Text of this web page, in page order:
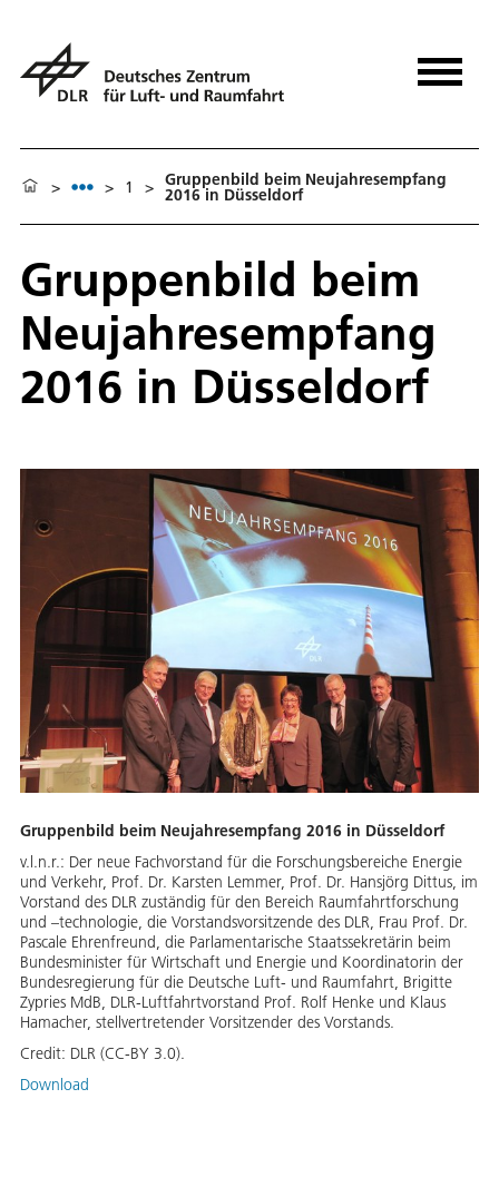
> > 1 > Gruppenbild beim Neujahresempfang
2016 in Düsseldorf
Gruppenbild beim
Neujahresempfang
2016 in Düsseldorf
Gruppenbild beim Neujahresempfang 2016 in Düsseldorf
v.l.n.r.: Der neue Fachvorstand für die Forschungsbereiche Energie
und Verkehr, Prof. Dr. Karsten Lemmer, Prof. Dr. Hansjörg Dittus, im
Vorstand des DLR zuständig für den Bereich Raumfahrtforschung
und –technologie, die Vorstandsvorsitzende des DLR, Frau Prof. Dr.
Pascale Ehrenfreund, die Parlamentarische Staatssekretärin beim
Bundesminister für Wirtschaft und Energie und Koordinatorin der
Bundesregierung für die Deutsche Luft- und Raumfahrt, Brigitte
Zypries MdB, DLR-Luftfahrtvorstand Prof. Rolf Henke und Klaus
Hamacher, stellvertretender Vorsitzender des Vorstands.
Credit: DLR (CC-BY 3.0).
Download